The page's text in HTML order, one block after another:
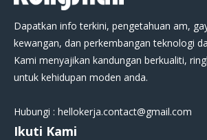
Dapatkan info terkini, pengetahuan am,
kewangan, dan perkembangan teknologi
Kami menyajikan kandungan berkualiti,
untuk kehidupan moden anda.
Hubungi : hellokerja.contact@gmail.com
Ikuti Kami